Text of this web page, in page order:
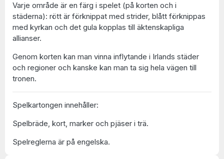
Varje område är en färg i spelet (på korten och i
städerna): rött är förknippat med strider, blått förknippas
med kyrkan och det gula kopplas till äktenskapliga
allianser.
Genom korten kan man vinna inflytande i Irlands städer
och regioner och kanske kan man ta sig hela vägen till
tronen.
Spelkartongen innehåller:
Spelbräde, kort, marker och pjäser i trä.
Spelreglerna är på engelska.